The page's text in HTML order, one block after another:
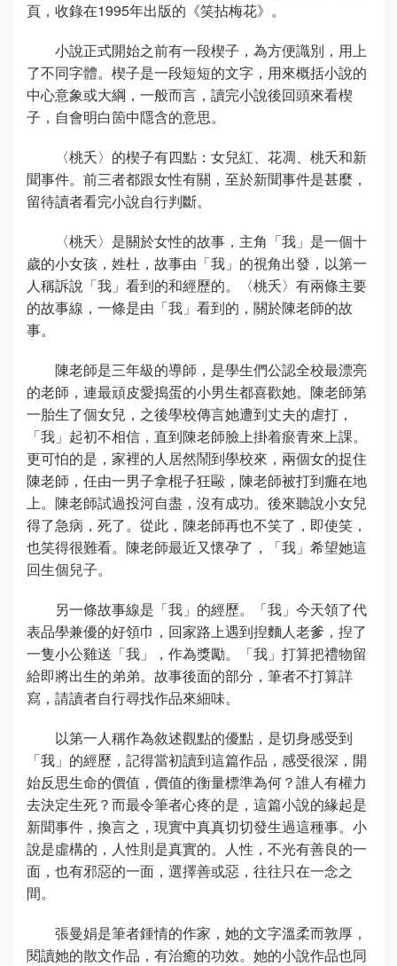
頁，收錄在1995年出版的《笑拈梅花》。
小說正式開始之前有一段楔子，為方便識別，用上
了不同字體。楔子是一段短短的文字，用來概括小說的
中心意象或大綱，一般而言，讀完小說後回頭來看楔
子，自會明白箇中隱含的意思。
〈桃夭〉的楔子有四點：女兒紅、花凋、桃夭和新
聞事件。前三者都跟女性有關，至於新聞事件是甚麼，
留待讀者看完小說自行判斷。
〈桃夭〉是關於女性的故事，主角「我」是一個十
歲的小女孩，姓杜，故事由「我」的視角出發，以第一
人稱訴說「我」看到的和經歷的。〈桃夭〉有兩條主要
的故事線，一條是由「我」看到的，關於陳老師的故
事。
陳老師是三年級的導師，是學生們公認全校最漂亮
的老師，連最頑皮愛搗蛋的小男生都喜歡她。陳老師第
一胎生了個女兒，之後學校傳言她遭到丈夫的虐打，
「我」起初不相信，直到陳老師臉上掛着瘀青來上課。
更可怕的是，家裡的人居然鬧到學校來，兩個女的捉住
陳老師，任由一男子拿棍子狂毆，陳老師被打到癱在地
上。陳老師試過投河自盡，沒有成功。後來聽說小女兒
得了急病，死了。從此，陳老師再也不笑了，即使笑，
也笑得很難看。陳老師最近又懷孕了，「我」希望她這
回生個兒子。
另一條故事線是「我」的經歷。「我」今天領了代
表品學兼優的好領巾，回家路上遇到揑麵人老爹，揑了
一隻小公雞送「我」，作為獎勵。「我」打算把禮物留
給即將出生的弟弟。故事後面的部分，筆者不打算詳
寫，請讀者自行尋找作品來細味。
以第一人稱作為敘述觀點的優點，是切身感受到
「我」的經歷，記得當初讀到這篇作品，感受很深，開
始反思生命的價值，價值的衡量標準為何？誰人有權力
去決定生死？而最令筆者心疼的是，這篇小說的緣起是
新聞事件，換言之，現實中真真切切發生過這種事。小
說是虛構的，人性則是真實的。人性，不光有善良的一
面，也有邪惡的一面，選擇善或惡，往往只在一念之
間。
張曼娟是筆者鍾情的作家，她的文字溫柔而敦厚，
閱讀她的散文作品，有治癒的功效。她的小說作品也同